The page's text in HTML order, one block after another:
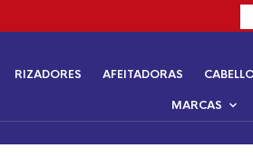
RIZADORES AFEITADORAS
MARCAS